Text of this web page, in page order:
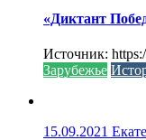
«Диктант
Источник:
Зарубежье
15.09.2021